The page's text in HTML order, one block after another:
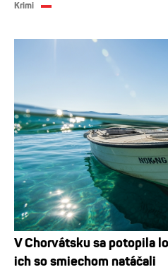
Krimi
V Chorvátsku sa potopila
ich so smiechom natáčali